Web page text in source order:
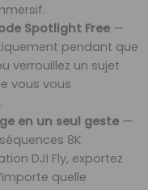
Spotlight Free —
pendant que
verrouillez un sujet
vous vous
en un seul geste —
8K
DJI Fly, exportez
quelle